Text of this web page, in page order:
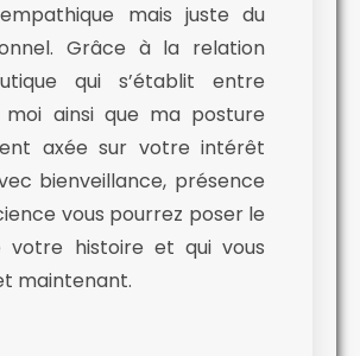
mais juste du
Grâce à la relation
qui s’établit entre
ainsi que ma posture
axée sur votre intérêt
bienveillance, présence
vous pourrez poser le
votre histoire et qui vous
maintenant.